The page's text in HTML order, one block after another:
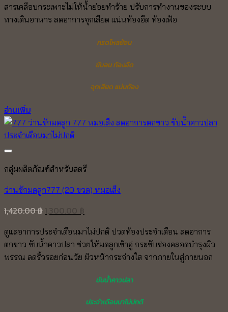
สารเคลือบกระเพาะไม่ให้น้ำย่อยทำร้าย ปรับการทำงานของระบบ
ทางเดินอาหาร ลดอาการจุกเสียด แน่นท้องอืด ท้องเฟ้อ
กรดไหลย้อน
ขับลม ท้องอืด
จุกเสียด แน่นท้อง
อ่านเพิ่ม
กลุ่มผลิตภัณฑ์สำหรับสตรี
ว่านชักมดลูก777 (20 ขวด) หมอเส็ง
1,420.00฿
was:
1,420.00 ฿.
is:
1,300.00 ฿.
ดูแลอาการประจำเดือนมาไม่ปกติ ปวดท้องประจำเดือน ลดอาการ
ตกขาว ขับน้ำคาวปลา ช่วยให้มดลูกเข้าอู่ กระชับช่องคลอดบำรุงผิว
พรรณ ลดริ้วรอยก่อนวัย ผิวหน้ากระจ่างใส จากภายในสู่ภายนอก
ขับน้ำคาวปลา
ประจำเดือนมาไม่ปกติ